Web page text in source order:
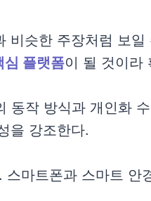
비슷한 주장처럼 보
심 플랫폼이 될 것이라
동작 방식과 개인화
을 강조한다.
스마트폰과 스마트 안